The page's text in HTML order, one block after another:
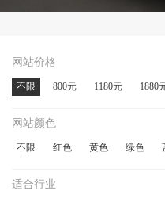
网站价格
不限 800元 1180元 1880
网站颜色
不限 红色 黄色 绿色
适合行业